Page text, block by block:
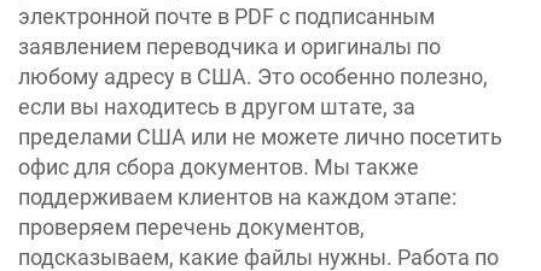
электронной почте в PDF с подписанным
заявлением переводчика и оригиналы по
любому адресу в США. Это особенно полезно,
если вы находитесь в другом штате, за
пределами США или не можете лично посетить
офис для сбора документов. Мы также
поддерживаем клиентов на каждом этапе:
проверяем перечень документов,
подсказываем, какие файлы нужны. Работа по